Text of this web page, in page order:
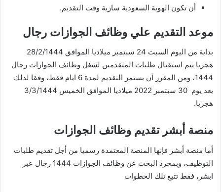
أن تكون الهوية السعودية سارية وقت التقديم.
موعد التقديم علي وظائف الجوازات رجال
بداية من اليوم السبت 24 سبتمبر ميلاديا الموافق 28/2/1444
هجريا يتم استقبال طلبات المتقدمين لشغل وظائف الجوازات رجال
1444، ومن المقرر أن يستمر التقديم لمدة 6 ايام فقط، وفقا لذلك
يعد يوم 30 سبتمبر 2022 ميلاديا الموافق الخميس 3/3/1444
هجريا.
منصة أبشر تقديم وظائف الجوازات
أما منصة أبشر فإنها المنصة المعتمدة رسميا من أجل تقديم طلبات
التوظيف، وبمجرد البحث عن وظائف الجوازات 1444 رجال عبر
ابشر، فقط تتبع تلك الخطوات